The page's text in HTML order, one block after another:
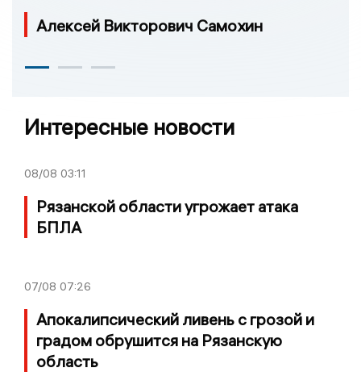
Алексей Викторович Самохин
Интересные новости
08/08 03:11
Рязанской области угрожает атака
БПЛА
07/08 07:26
Апокалипсический ливень с грозой и
градом обрушится на Рязанскую
область